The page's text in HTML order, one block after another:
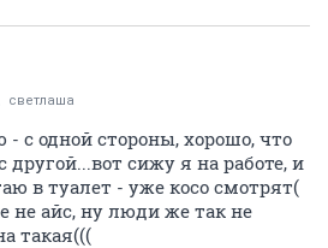
светлаша
с одной стороны, хорошо, что
другой...вот сижу я на работе, и
в туалет - уже косо смотрят(
не айс, ну люди же так не
такая(((